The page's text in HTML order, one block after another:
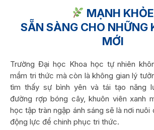
MẠNH KHỎE
SẴN SÀNG CHO NHỮNG
MỚI
Trường Đại học Khoa học tự nhiên
mầm tri thức mà còn là không gian lý
tìm thấy sự bình yên và tái tạo năng
đường rợp bóng cây, khuôn viên xanh
học tập tràn ngập ánh sáng sẽ là nơi nuôi
động lực để chinh phục tri thức.